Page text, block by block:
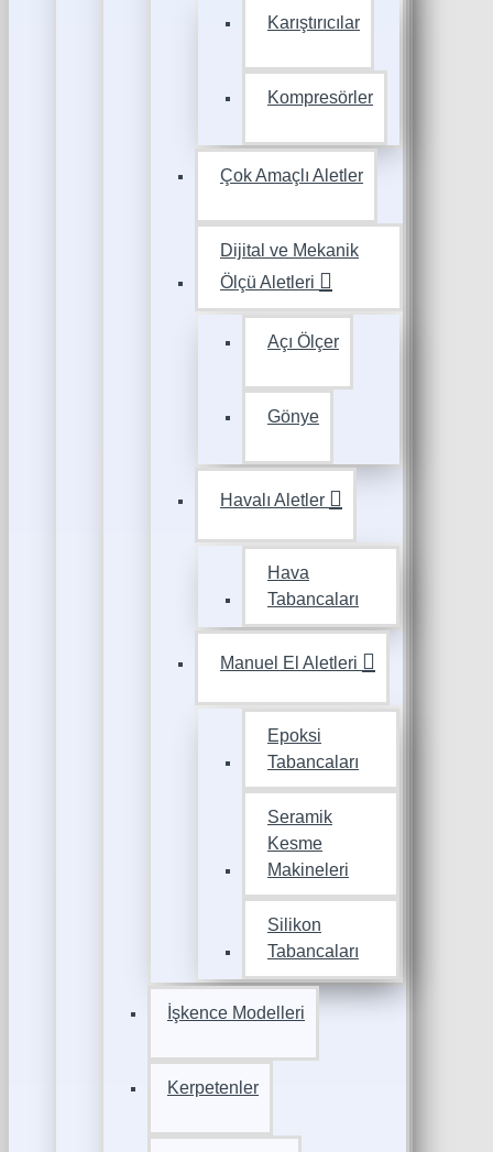
Karıştırıcılar
Kompresörler
Çok Amaçlı Aletler
Dijital ve Mekanik
Ölçü Aletleri
Açı Ölçer
Gönye
Havalı Aletler
Hava
Tabancaları
Manuel El Aletleri
Epoksi
Tabancaları
Seramik
Kesme
Makineleri
Silikon
Tabancaları
İşkence Modelleri
Kerpetenler